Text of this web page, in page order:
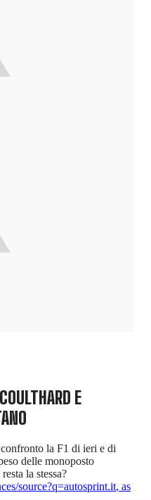
E
la F1 di ieri e di
delle monoposto
la stessa?
source?q=autosprint.it, as